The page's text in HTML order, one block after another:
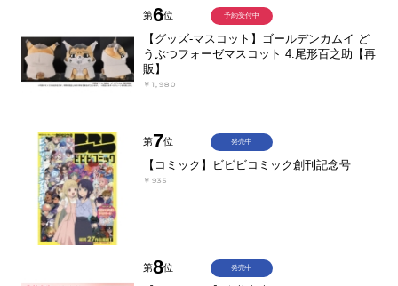
第6位
【グッズ-マスコット】ゴールデンカムイ ど
うぶつフォーゼマスコット 4.尾形百之助【再
販】
￥1,980
予約受付中
第7位
【コミック】ビビビコミック創刊記念号
￥935
発売中
第8位 発売中